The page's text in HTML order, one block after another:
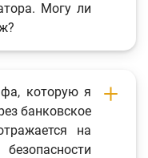
Могу ли
которую я
банковское
на